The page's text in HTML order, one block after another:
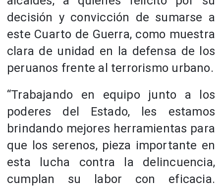
decisión y convicción de sumarse a
este Cuarto de Guerra, como muestra
clara de unidad en la defensa de los
peruanos frente al terrorismo urbano.
“Trabajando en equipo junto a los
poderes del Estado, les estamos
brindando mejores herramientas para
que los serenos, pieza importante en
esta lucha contra la delincuencia,
cumplan su labor con eficacia.